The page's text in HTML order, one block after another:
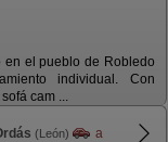
en el pueblo de Robledo
individual. Con
cam ...
(León)
a